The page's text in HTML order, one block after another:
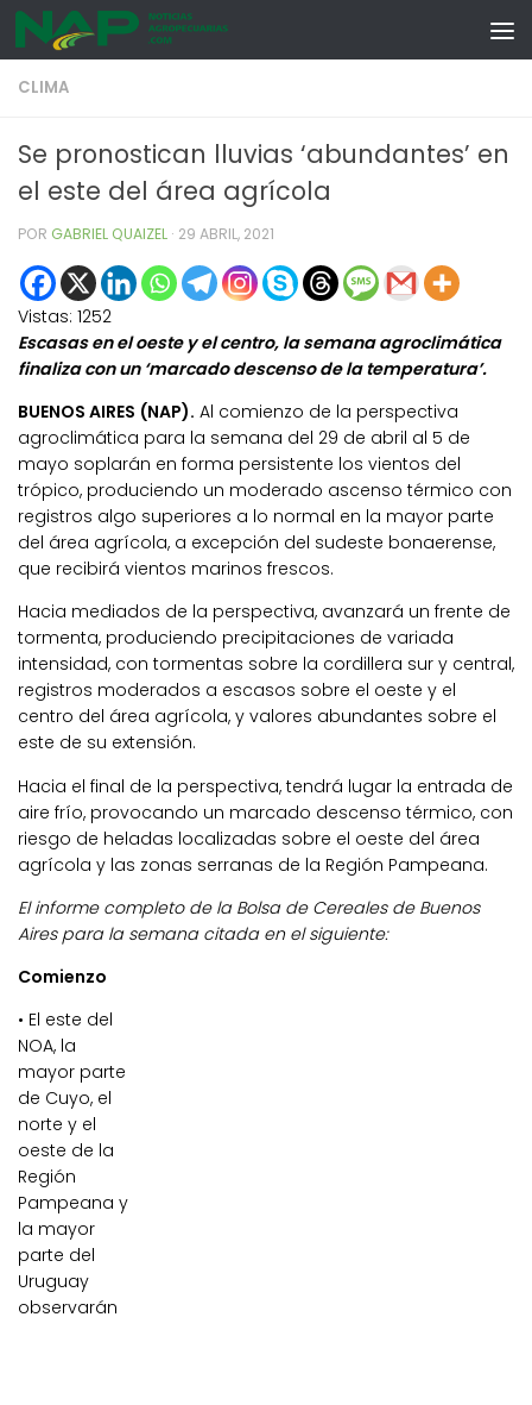
Skip to content
CLIMA
Se pronostican lluvias ‘abundantes’ en
el este del área agrícola
POR GABRIEL QUAIZEL · 29 ABRIL, 2021
Vistas: 1252
Escasas en el oeste y el centro, la semana agroclimática
finaliza con un ‘marcado descenso de la temperatura’.
BUENOS AIRES (NAP). Al comienzo de la perspectiva
agroclimática para la semana del 29 de abril al 5 de
mayo soplarán en forma persistente los vientos del
trópico, produciendo un moderado ascenso térmico con
registros algo superiores a lo normal en la mayor parte
del área agrícola, a excepción del sudeste bonaerense,
que recibirá vientos marinos frescos.
Hacia mediados de la perspectiva, avanzará un frente de
tormenta, produciendo precipitaciones de variada
intensidad, con tormentas sobre la cordillera sur y central,
registros moderados a escasos sobre el oeste y el
centro del área agrícola, y valores abundantes sobre el
este de su extensión.
Hacia el final de la perspectiva, tendrá lugar la entrada de
aire frío, provocando un marcado descenso térmico, con
riesgo de heladas localizadas sobre el oeste del área
agrícola y las zonas serranas de la Región Pampeana.
El informe completo de la Bolsa de Cereales de Buenos
Aires para la semana citada en el siguiente:
Comienzo
• El este del
NOA, la
mayor parte
de Cuyo, el
norte y el
oeste de la
Región
Pampeana y
la mayor
parte del
Uruguay
observarán